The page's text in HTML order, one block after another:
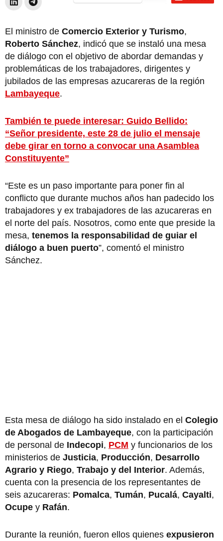
El ministro de Comercio Exterior y Turismo,
Roberto Sánchez, indicó que se instaló una mesa
de diálogo con el objetivo de abordar demandas y
problemáticas de los trabajadores, dirigentes y
jubilados de las empresas azucareras de la región
Lambayeque.
También te puede interesar: Guido Bellido:
“Señor presidente, este 28 de julio el mensaje
debe girar en torno a convocar una Asamblea
Constituyente”
“Este es un paso importante para poner fin al
conflicto que durante muchos años han padecido los
trabajadores y ex trabajadores de las azucareras en
el norte del país. Nosotros, como ente que preside la
mesa, tenemos la responsabilidad de guiar el
diálogo a buen puerto”, comentó el ministro
Sánchez.
Esta mesa de diálogo ha sido instalado en el Colegio
de Abogados de Lambayeque, con la participación
de personal de Indecopi, PCM y funcionarios de los
ministerios de Justicia, Producción, Desarrollo
Agrario y Riego, Trabajo y del Interior. Además,
cuenta con la presencia de los representantes de
seis azucareras: Pomalca, Tumán, Pucalá, Cayalti,
Ocupe y Rafán.
Durante la reunión, fueron ellos quienes expusieron